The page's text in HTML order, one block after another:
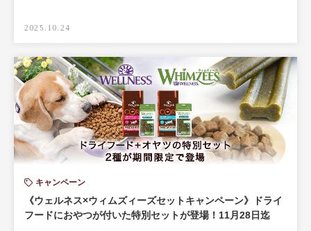
2025.10.24
キャンペーン
《ウェルネス×ウィムズィーズセットキャンペーン》ドライ
フードにおやつが付いた特別セットが登場！11月28日迄